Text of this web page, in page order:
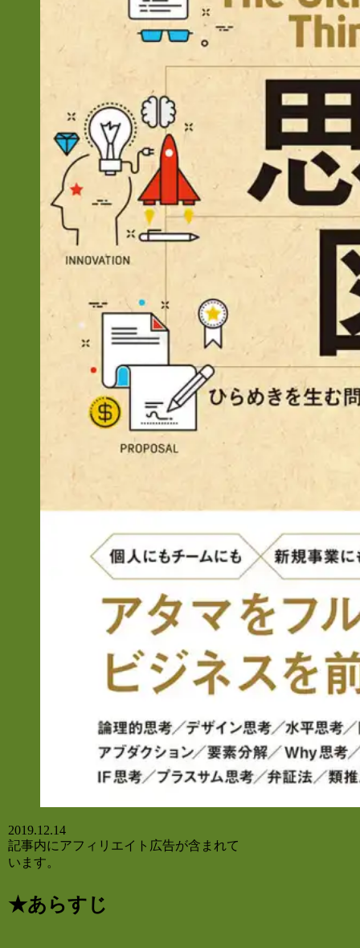
2019.12.14
記事内にアフィリエイト広告が含まれて
います。
★あらすじ